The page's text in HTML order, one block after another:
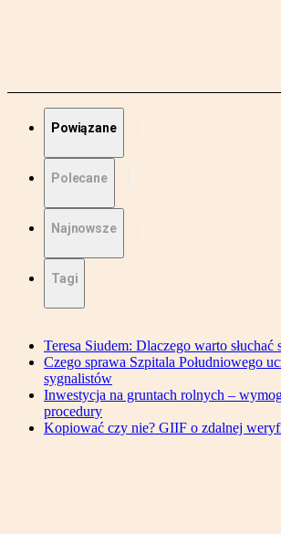
Powiązane
Polecane
Najnowsze
Tagi
Teresa Siudem: Dlaczego warto słuchać
Czego sprawa Szpitala Południowego
sygnalistów
Inwestycja na gruntach rolnych –
procedury
Kopiować czy nie? GIIF o zdalnej